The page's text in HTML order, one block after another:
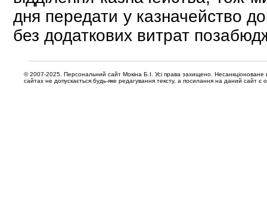
дня передати у казначейство
без додаткових витрат
© 2007-2025. Персональний сайт Мокіна Б.І. Усі права захищено. Несанкціоноване
сайтах не допускається будь-яке редагування тексту, а посилання на даний сайт є